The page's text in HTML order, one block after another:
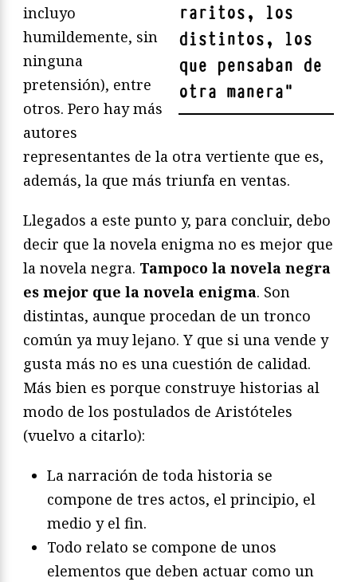
raritos, los
distintos, los
que pensaban de
otra manera"
incluyo
humildemente, sin
ninguna
pretensión), entre
otros. Pero hay más
autores
representantes de la otra vertiente que es,
además, la que más triunfa en ventas.
Llegados a este punto y, para concluir, debo
decir que la novela enigma no es mejor que
la novela negra. Tampoco la novela negra
es mejor que la novela enigma. Son
distintas, aunque procedan de un tronco
común ya muy lejano. Y que si una vende y
gusta más no es una cuestión de calidad.
Más bien es porque construye historias al
modo de los postulados de Aristóteles
(vuelvo a citarlo):
La narración de toda historia se
compone de tres actos, el principio, el
medio y el fin.
Todo relato se compone de unos
elementos que deben actuar como un